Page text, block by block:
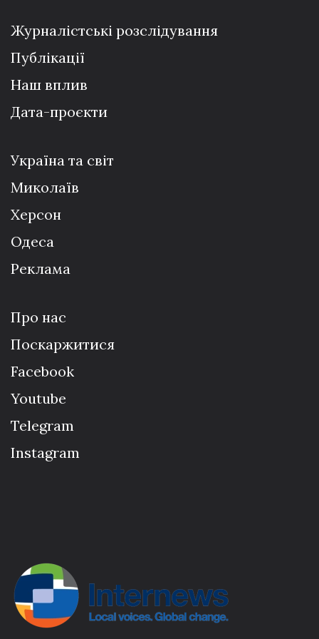
Журналістські розслідування
Публікації
Наш вплив
Дата-проєкти
Україна та світ
Миколаїв
Херсон
Одеса
Реклама
Про нас
Поскаржитися
Facebook
Youtube
Telegram
Instagram